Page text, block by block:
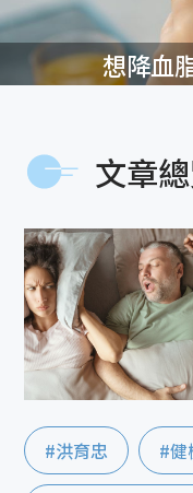
錯把魚肝油當
文章
#洪育忠 #健